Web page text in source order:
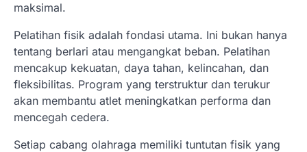
maksimal.
Pelatihan fisik adalah fondasi utama. Ini bukan hanya
tentang berlari atau mengangkat beban. Pelatihan
mencakup kekuatan, daya tahan, kelincahan, dan
fleksibilitas. Program yang terstruktur dan terukur
akan membantu atlet meningkatkan performa dan
mencegah cedera.
Setiap cabang olahraga memiliki tuntutan fisik yang